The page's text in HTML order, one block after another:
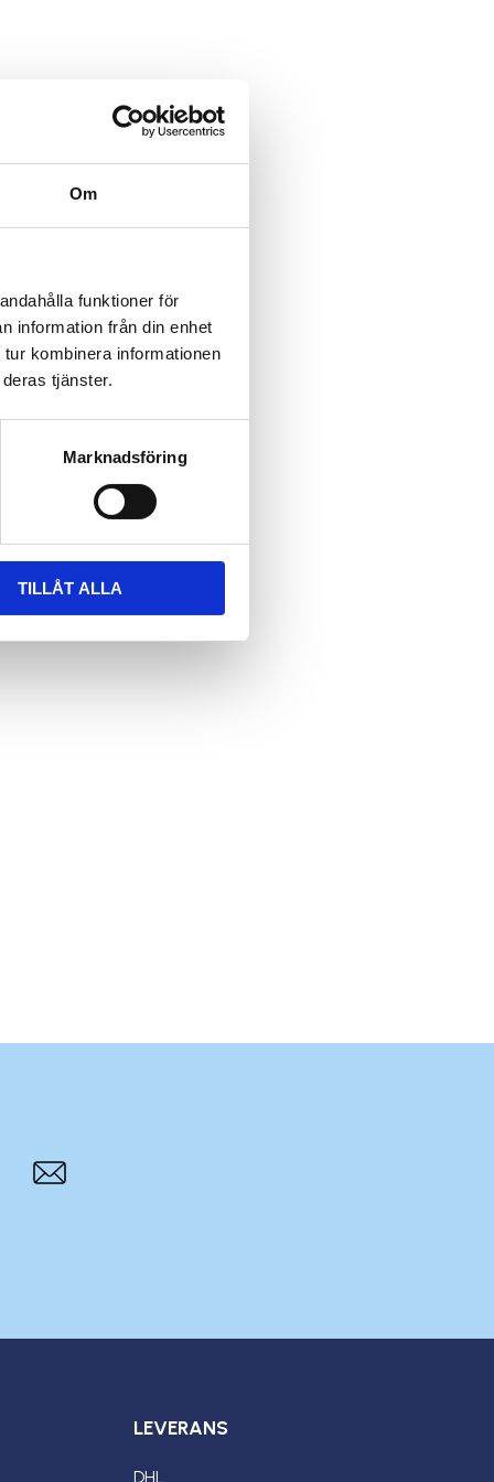
Om
funktioner för
information från din enhet
kombinera informationen
tjänster.
Marknadsföring
TILLÅT ALLA
installation.
LEVERANS
DHL